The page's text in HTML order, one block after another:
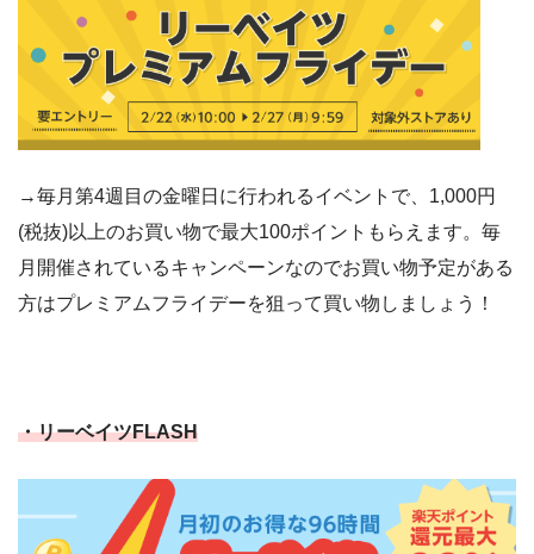
→毎月第4週目の金曜日に行われるイベントで、1,000円
(税抜)以上のお買い物で最大100ポイントもらえます。毎
月開催されているキャンペーンなのでお買い物予定がある
方はプレミアムフライデーを狙って買い物しましょう！
・リーベイツFLASH